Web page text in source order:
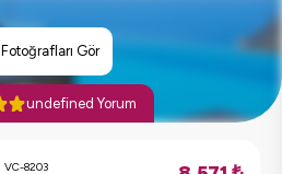
Fotoğrafları Gör
undefined Yorum
VC-8203